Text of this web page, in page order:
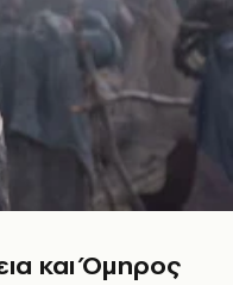
και Όμηρος